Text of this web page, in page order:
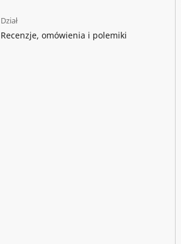
Dział
Recenzje, omówienia i polemiki